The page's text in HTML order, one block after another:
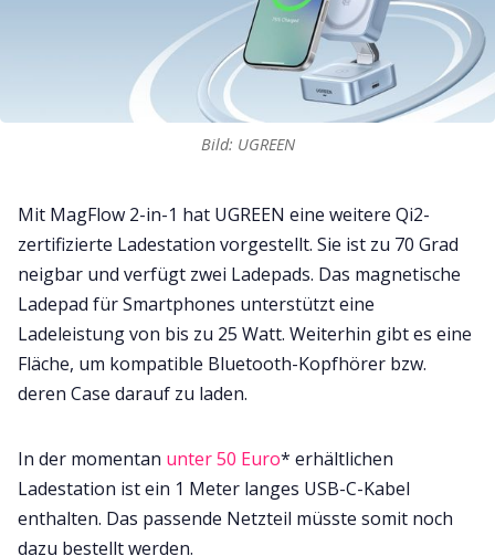
Bild: UGREEN
Mit MagFlow 2-in-1 hat UGREEN eine weitere Qi2-
zertifizierte Ladestation vorgestellt. Sie ist zu 70 Grad
neigbar und verfügt zwei Ladepads. Das magnetische
Ladepad für Smartphones unterstützt eine
Ladeleistung von bis zu 25 Watt. Weiterhin gibt es eine
Fläche, um kompatible Bluetooth-Kopfhörer bzw.
deren Case darauf zu laden.
In der momentan unter 50 Euro* erhältlichen
Ladestation ist ein 1 Meter langes USB-C-Kabel
enthalten. Das passende Netzteil müsste somit noch
dazu bestellt werden.